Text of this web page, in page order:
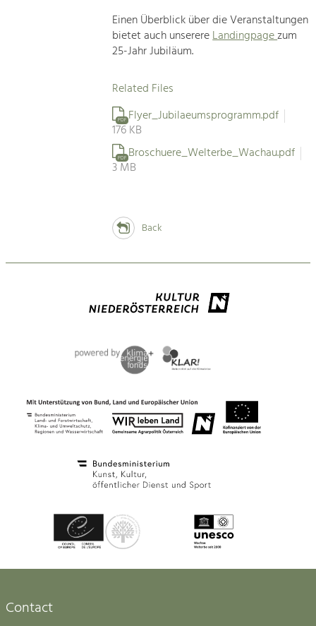
Einen Überblick über die Veranstaltungen
bietet auch unserereLandingpagezum
25-Jahr Jubiläum.
Related Files
PDF Flyer_Jubilaeumsprogramm.pdf
176 KB
PDF Broschuere_Welterbe_Wachau.pdf
3 MB
Back
Contact